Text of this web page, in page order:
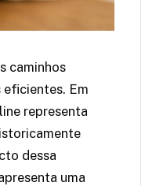
caminhos
Em
representa
dessa
uma